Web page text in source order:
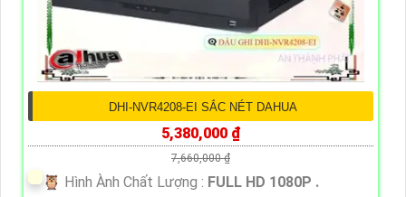
DHI-NVR4208-EI SẮC NÉT DAHUA
5,380,000 ₫
7,660,000 ₫
🦉 Hình Ành Chất Lượng : FULL HD 1080P .